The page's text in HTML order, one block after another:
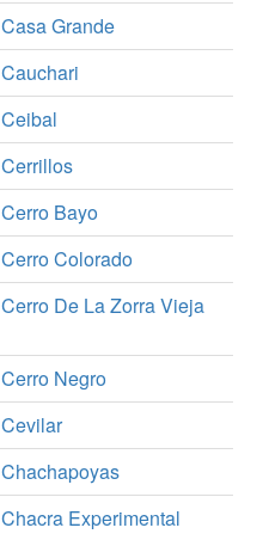
Casa Grande
Cauchari
Ceibal
Cerrillos
Cerro Bayo
Cerro Colorado
Cerro De La Zorra Vieja
Cerro Negro
Cevilar
Chachapoyas
Chacra Experimental